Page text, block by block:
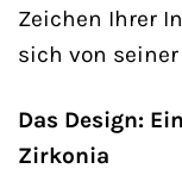
Zeichen Ihrer
sich von
Das Design:
Zirkonia